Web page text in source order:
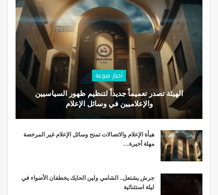
أخبار منوعة
الهيئة تصدر تعميماً جديداً لتنظيم ظهور السياسيين
والإعلاميين في وسائل الإعلام
هيأة الإعلام والاتصالات تمنح وسائل الإعلام غير المرخصة
مهلة أخيرة…
جرش يشتعل.. الشامي ولين الحايك يخطفان الأضواء في
ليلة استثنائية